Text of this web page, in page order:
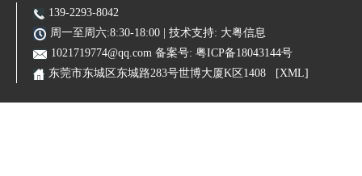
139-2293-8042
周一至周六:8:30-18:00 | 技术支持: 大粤信息
1021719774@qq.com 备案号: 粤ICP备18043144号
东莞市东城区东城路283号世博大厦K区1408
[XML]